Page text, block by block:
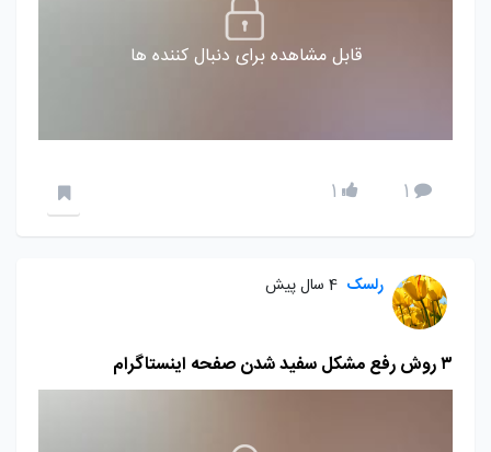
قابل مشاهده برای دنبال کننده ها
1
1
رلسک 4 سال پیش
۳ روش رفع مشکل سفید شدن صفحه اینستاگرام